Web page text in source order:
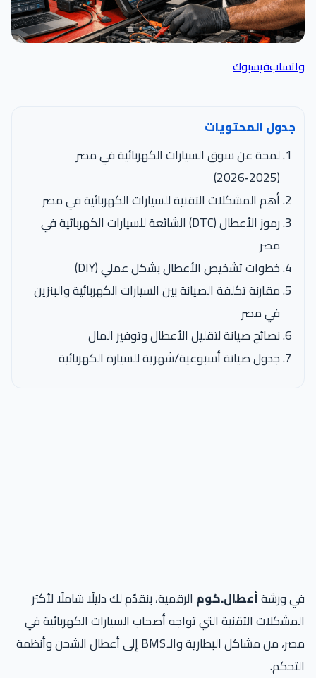
واتسابفيسبوك
جدول المحتويات
لمحة عن سوق السيارات الكهربائية في مصر
(2025‑2026)
أهم المشكلات التقنية للسيارات الكهربائية في مصر
رموز الأعطال (DTC) الشائعة للسيارات الكهربائية في
مصر
خطوات تشخيص الأعطال بشكل عملي (DIY)
مقارنة تكلفة الصيانة بين السيارات الكهربائية والبنزين
في مصر
نصائح صيانة لتقليل الأعطال وتوفير المال
جدول صيانة أسبوعية/شهرية للسيارة الكهربائية
في ورشةأعطال.كوم الرقمية، بنقدّم لك دليلًا شاملًا لأكثر
المشكلات التقنية التي تواجه أصحاب السيارات الكهربائية في
مصر، من مشاكل البطارية والـ BMS إلى أعطال الشحن وأنظمة
التحكم.